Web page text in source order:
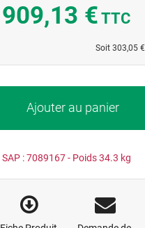
909,13 € TTC
Soit 303,05 €
Ajouter au panier
SAP :7089167- Poids34.3 kg